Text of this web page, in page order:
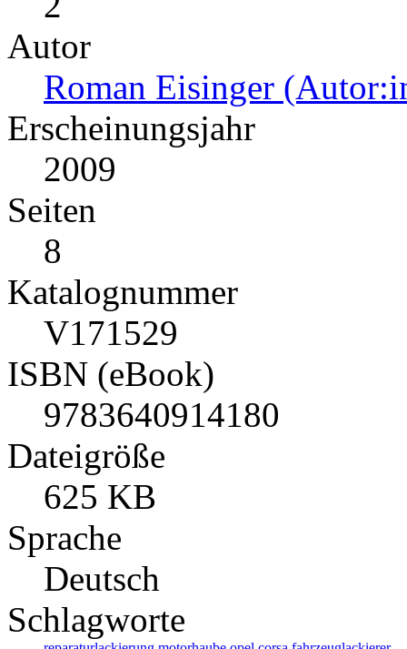
Autor
Roman Eisinger
Erscheinungsjahr
2009
Seiten
8
Katalognummer
V171529
ISBN (eBook)
9783640914180
Dateigröße
625 KB
Sprache
Deutsch
Schlagworte